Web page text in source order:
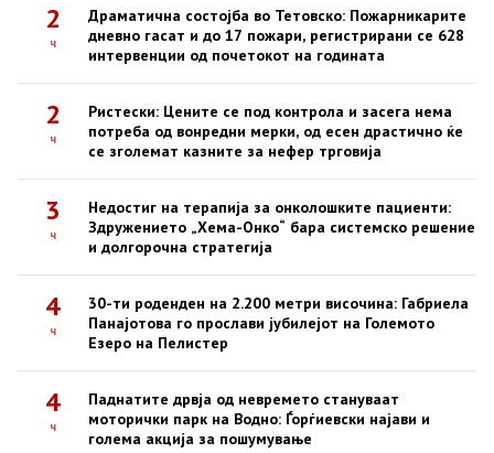
2
ч
Драматична состојба во Тетовско: Пожарникарите
дневно гасат и до 17 пожари, регистрирани се 628
интервенции од почетокот на годината
2
ч
Ристески: Цените се под контрола и засега нема
потреба од вонредни мерки, од есен драстично ќе
се зголемат казните за нефер трговија
3
ч
Недостиг на терапија за онколошките пациенти:
Здружението „Хема-Онко“ бара системско решение
и долгорочна стратегија
4
ч
30-ти роденден на 2.200 метри височина: Габриела
Панајотова го прослави јубилејот на Големото
Езеро на Пелистер
4
ч
Паднатите дрвја од невремето стануваат
моторички парк на Водно: Ѓорѓиевски најави и
голема акција за пошумување